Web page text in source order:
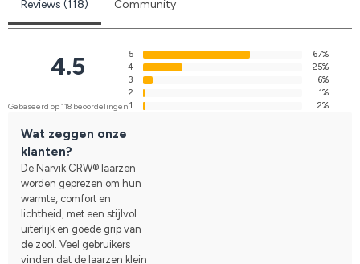
Reviews (118) Community
4.5
Gebaseerd op 118 beoordelingen
5
67%
4
25%
3
6%
2
1%
1
2%
Wat zeggen onze
klanten?
De Narvik CRW® laarzen
worden geprezen om hun
warmte, comfort en
lichtheid, met een stijlvol
uiterlijk en goede grip van
de zool. Veel gebruikers
vinden dat de laarzen klein